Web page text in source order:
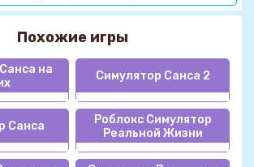
Похожие игры
на
Симулятор Санса 2
Санса
Роблокс Симулятор
Реальной Жизни